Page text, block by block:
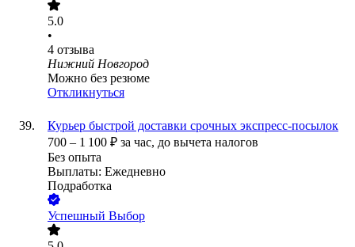
5.0
•
4 отзыва
Нижний Новгород
Можно без резюме
Откликнуться
Курьер быстрой доставки срочных экспресс-посылок
700 – 1 100 ₽ за час, до вычета налогов
Без опыта
Выплаты: Ежедневно
Подработка
Успешный Выбор